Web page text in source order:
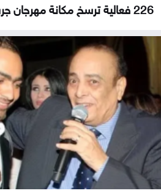
226 فعالية ترسخ مكانة مهرجان جرش منصة...